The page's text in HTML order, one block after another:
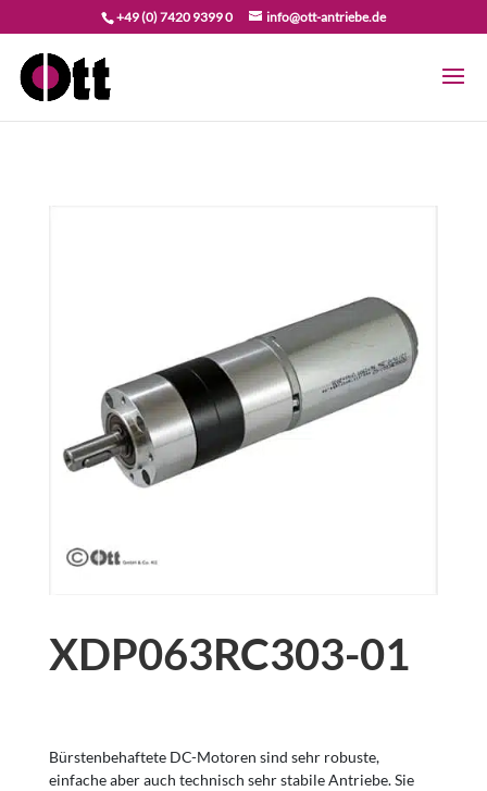
+49 (0) 7420 9399 0 info@ott-antriebe.de
XDP063RC303-01
Bürstenbehaftete DC-Motoren sind sehr robuste,
einfache aber auch technisch sehr stabile Antriebe. Sie